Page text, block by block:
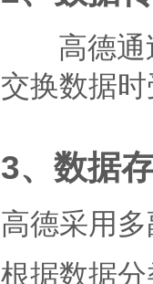
高德通过
交换数据
3、数据
高德采用
根据数据